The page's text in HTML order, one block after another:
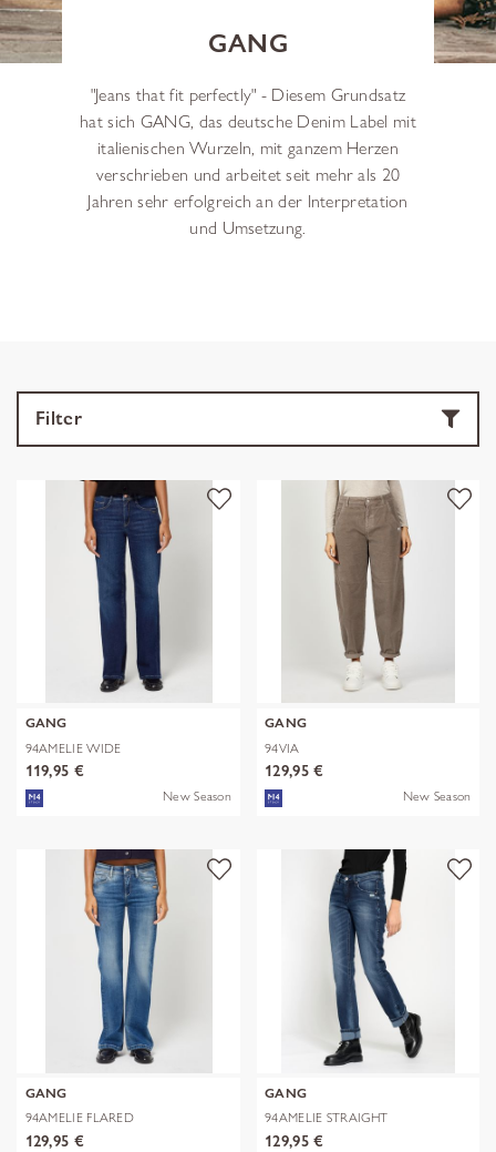
GANG
"Jeans that fit perfectly" - Diesem Grundsatz
hat sich GANG, das deutsche Denim Label mit
italienischen Wurzeln, mit ganzem Herzen
verschrieben und arbeitet seit mehr als 20
Jahren sehr erfolgreich an der Interpretation
und Umsetzung.
Filter
GANG
94AMELIE WIDE
119,95 €
New Season
GANG
94VIA
129,95 €
New Season
GANG
94AMELIE FLARED
129,95 €
GANG
94AMELIE STRAIGHT
129,95 €